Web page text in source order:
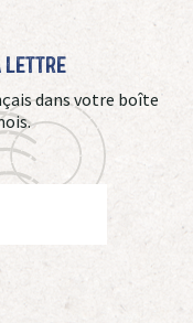
Lettre
dans votre boîte